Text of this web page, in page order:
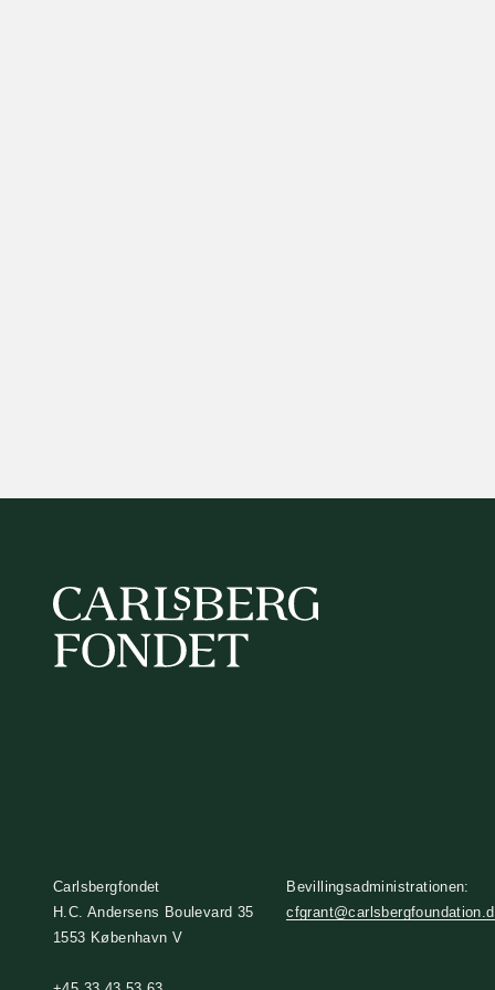
Carlsbergfondet
H.C. Andersens Boulevard 35
1553 København V
Bevillingsadministrationen: